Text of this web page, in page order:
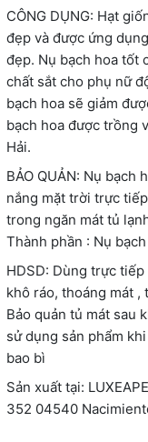
CÔNG DỤNG: Hạt
đẹp và được ứng
đẹp. Nụ bạch hoa tốt
chất sắt cho phụ nữ
bạch hoa sẽ giảm
bạch hoa được trồng
Hải.
BẢO QUẢN: Nụ bạch
nắng mặt trời trực
trong ngăn mát tủ
Thành phần : Nụ
HDSD: Dùng trực
khô ráo, thoáng mát ,
Bảo quản tủ mát sau
sử dụng sản phẩm
bao bì
Sản xuất tại:
352 04540